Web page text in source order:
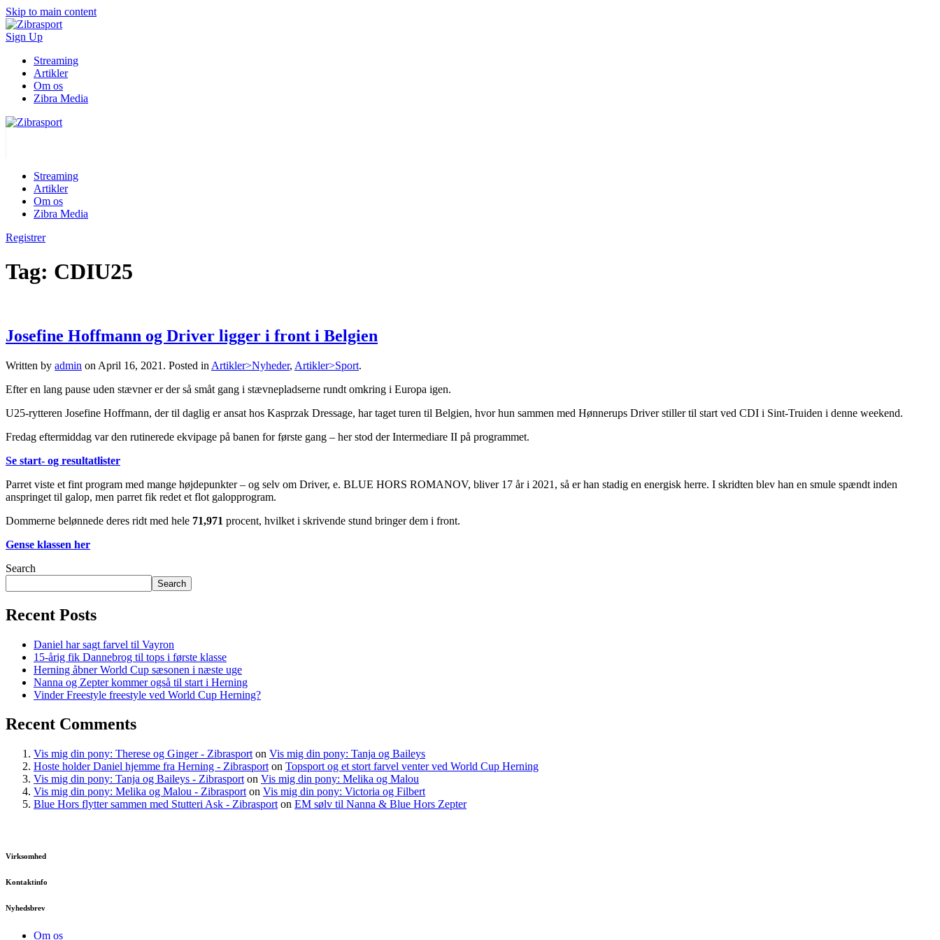
Skip to main content
Sign Up
Streaming
Artikler
Om os
Zibra Media
Streaming
Artikler
Om os
Zibra Media
Registrer
Tag: CDIU25
Josefine Hoffmann og Driver ligger i front i Belgien
Written by admin on April 16, 2021 . Posted in Artikler>Nyheder, Artikler>Sport.
Efter en lang pause uden stævner er der så småt gang i stævnepladserne rundt omkring i Europa igen.
U25-rytteren Josefine Hoffmann, der til daglig er ansat hos Kasprzak Dressage, har taget turen til Belgien, hvor hun sammen med Hønnerups Driver stiller til start ved CDI i Sint-Truiden i denne weekend.
Fredag eftermiddag var den rutinerede ekvipage på banen for første gang – her stod der Intermediare II på programmet.
Se start- og resultatlister
Parret viste et fint program med mange højdepunkter – og selv om Driver, e. BLUE HORS ROMANOV, bliver 17 år i 2021, så er han stadig en energisk herre. I skridten blev han en smule spændt inden
anspringet til galop, men parret fik redet et flot galopprogram.
Dommerne belønnede deres ridt med hele 71,971 procent, hvilket i skrivende stund bringer dem i front.
Gense klassen her
Search
Search
Recent Posts
Daniel har sagt farvel til Vayron
15-årig fik Dannebrog til tops i første klasse
Herning åbner World Cup sæsonen i næste uge
Nanna og Zepter kommer også til start i Herning
Vinder Freestyle freestyle ved World Cup Herning?
Recent Comments
Vis mig din pony: Therese og Ginger - Zibrasport on Vis mig din pony: Tanja og Baileys
Hoste holder Daniel hjemme fra Herning - Zibrasport on Topsport og et stort farvel venter ved World Cup Herning
Vis mig din pony: Tanja og Baileys - Zibrasport on Vis mig din pony: Melika og Malou
Vis mig din pony: Melika og Malou - Zibrasport on Vis mig din pony: Victoria og Filbert
Blue Hors flytter sammen med Stutteri Ask - Zibrasport on EM sølv til Nanna & Blue Hors Zepter
Virksomhed
Kontaktinfo
Nyhedsbrev
Om os